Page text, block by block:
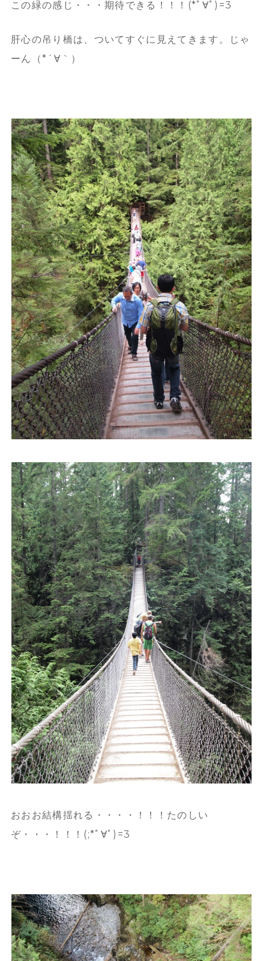
この緑の感じ・・・期待できる！！！(*ﾟ∀ﾟ)=3
肝心の吊り橋は、ついてすぐに見えてきます。じゃ
ーん（*´∀｀）
おおお結構揺れる・・・・！！！たのしい
ぞ・・・！！！(;*ﾟ∀ﾟ)=3